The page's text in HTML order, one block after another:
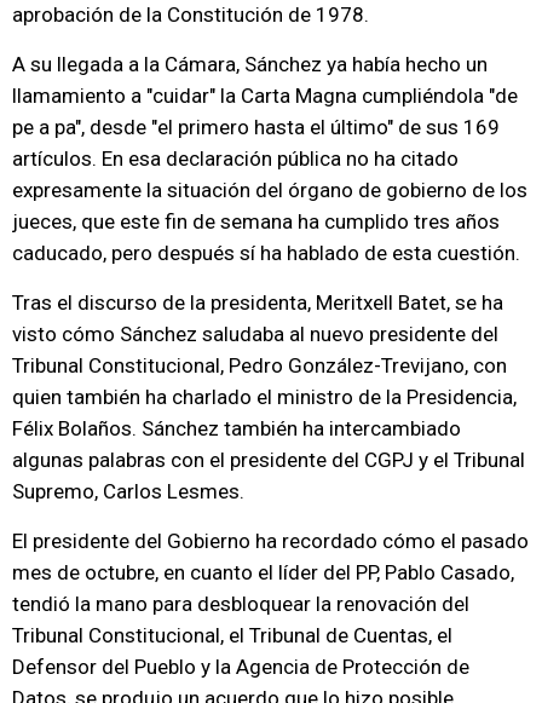
aprobación de la Constitución de 1978.
A su llegada a la Cámara, Sánchez ya había hecho un
llamamiento a "cuidar" la Carta Magna cumpliéndola "de
pe a pa", desde "el primero hasta el último" de sus 169
artículos. En esa declaración pública no ha citado
expresamente la situación del órgano de gobierno de los
jueces, que este fin de semana ha cumplido tres años
caducado, pero después sí ha hablado de esta cuestión.
Tras el discurso de la presidenta, Meritxell Batet, se ha
visto cómo Sánchez saludaba al nuevo presidente del
Tribunal Constitucional, Pedro González-Trevijano, con
quien también ha charlado el ministro de la Presidencia,
Félix Bolaños. Sánchez también ha intercambiado
algunas palabras con el presidente del CGPJ y el Tribunal
Supremo, Carlos Lesmes.
El presidente del Gobierno ha recordado cómo el pasado
mes de octubre, en cuanto el líder del PP, Pablo Casado,
tendió la mano para desbloquear la renovación del
Tribunal Constitucional, el Tribunal de Cuentas, el
Defensor del Pueblo y la Agencia de Protección de
Datos, se produjo un acuerdo que lo hizo posible.